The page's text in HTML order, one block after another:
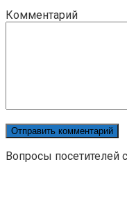
Комментарий
Вопросы посетителей